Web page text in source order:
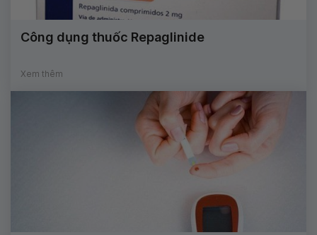
Công dụng thuốc Repaglinide
Xem thêm